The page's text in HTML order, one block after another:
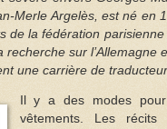
Merle Argelès, est né en
la fédération parisienne
sur l’Allemagne
une carrière de traducteur.
Il y a des modes
vêtements. Les récits